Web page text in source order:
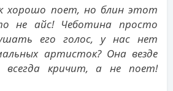
хорошо поет, но блин этот
не айс! Чеботина просто
его голос, у нас нет
артисток? Она везде
всегда кричит, а не поет!